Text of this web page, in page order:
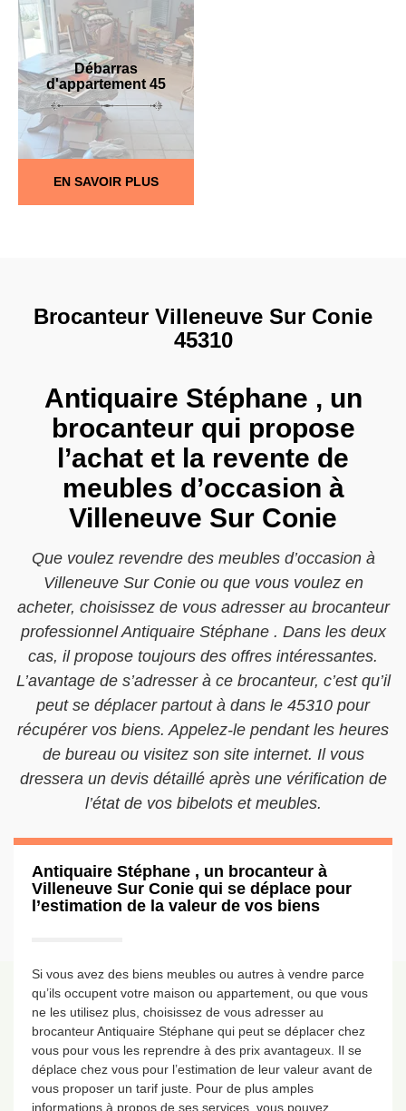
Débarras
d'appartement 45
EN SAVOIR PLUS
Brocanteur Villeneuve Sur Conie
45310
Antiquaire Stéphane , un
brocanteur qui propose
l’achat et la revente de
meubles d’occasion à
Villeneuve Sur Conie
Que voulez revendre des meubles d’occasion à
Villeneuve Sur Conie ou que vous voulez en
acheter, choisissez de vous adresser au brocanteur
professionnel Antiquaire Stéphane . Dans les deux
cas, il propose toujours des offres intéressantes.
L’avantage de s’adresser à ce brocanteur, c’est qu’il
peut se déplacer partout à dans le 45310 pour
récupérer vos biens. Appelez-le pendant les heures
de bureau ou visitez son site internet. Il vous
dressera un devis détaillé après une vérification de
l’état de vos bibelots et meubles.
Antiquaire Stéphane , un brocanteur à
Villeneuve Sur Conie qui se déplace pour
l’estimation de la valeur de vos biens
Si vous avez des biens meubles ou autres à vendre parce
qu’ils occupent votre maison ou appartement, ou que vous
ne les utilisez plus, choisissez de vous adresser au
brocanteur Antiquaire Stéphane qui peut se déplacer chez
vous pour vous les reprendre à des prix avantageux. Il se
déplace chez vous pour l’estimation de leur valeur avant de
vous proposer un tarif juste. Pour de plus amples
informations à propos de ses services, vous pouvez